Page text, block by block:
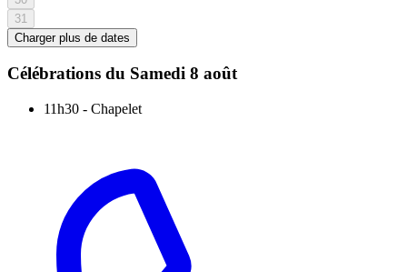
31
Charger plus de dates
Célébrations du Samedi 8 août
11h30 - Chapelet